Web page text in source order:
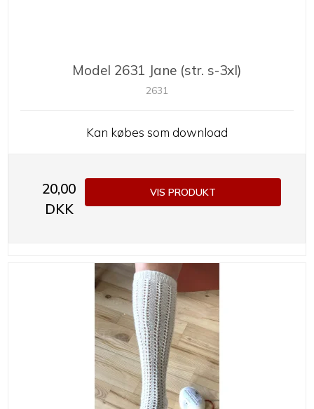
Model 2631 Jane (str. s-3xl)
2631
Kan købes som download
20,00
DKK
VIS PRODUKT